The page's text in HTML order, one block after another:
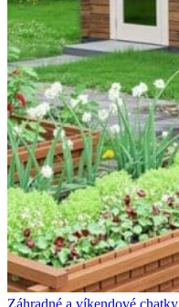
Záhradné a víkendové chatky